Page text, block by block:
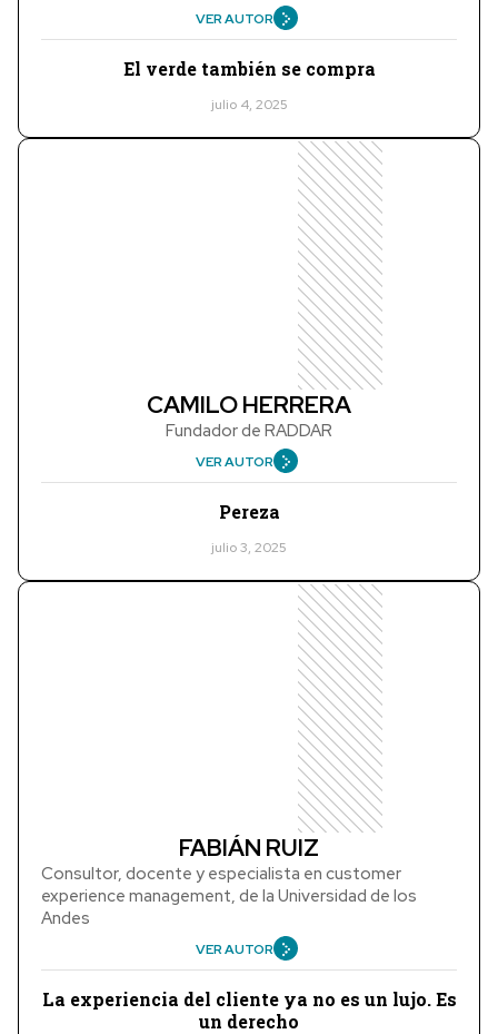
VER AUTOR
El verde también se compra
julio 4, 2025
CAMILO HERRERA
Fundador de RADDAR
VER AUTOR
Pereza
julio 3, 2025
FABIÁN RUIZ
Consultor, docente y especialista en customer
experience management, de la Universidad de los
Andes
VER AUTOR
La experiencia del cliente ya no es un lujo. Es
un derecho